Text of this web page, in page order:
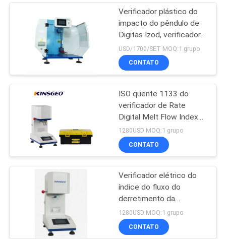
Máquina de ensaio
de plástica
Máquina de teste de
borracha
Verificador plástico do
impacto do pêndulo de
Digitas Izod, verificador
plástico do impacto de
Charpy
USD/1700/SET MOQ:1 grupo
CONTATO
ISO quente 1133 do
verificador de Rate
Digital Melt Flow Index
para MFI plástico
1280USD MOQ:1 grupo
CONTATO
Verificador elétrico do
índice do fluxo do
derretimento da
determinação dos
polímeros para a MVR de
MFI
1280USD MOQ:1 grupo
CONTATO